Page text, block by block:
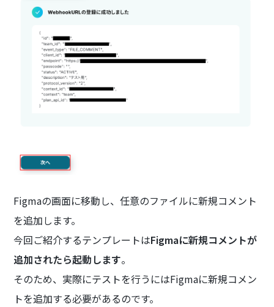
Figmaの画面に移動し、任意のファイルに新規コメント
を追加します。
今回ご紹介するテンプレートはFigmaに新規コメントが
追加されたら起動します。
そのため、実際にテストを行うにはFigmaに新規コメン
トを追加する必要があるのです。